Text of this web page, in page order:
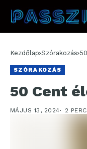
Kezdőlap Szórakozás
SZÓRAKOZÁS
50 Cent
MÁJUS 13, 2024 2